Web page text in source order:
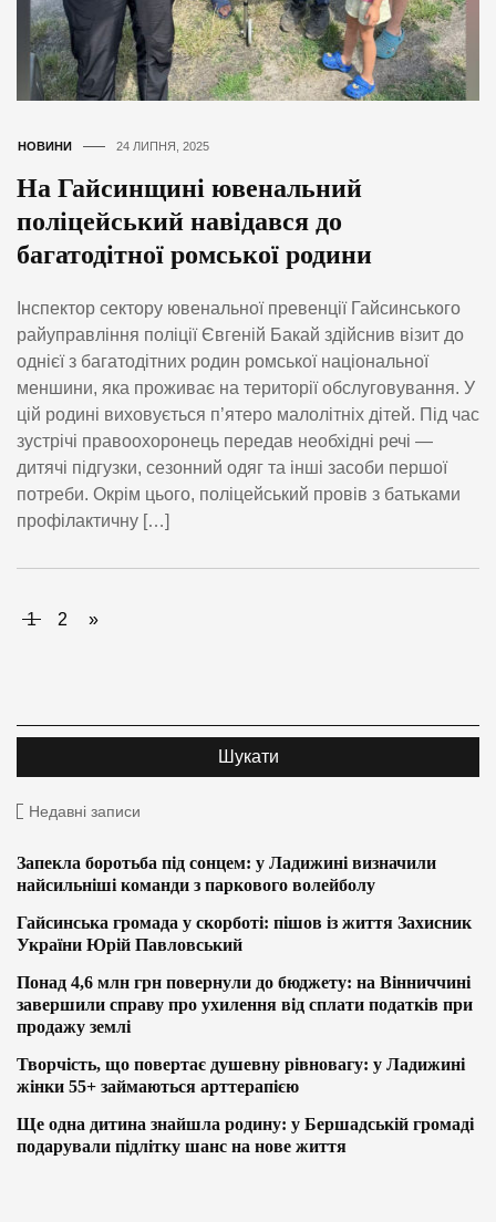
НОВИНИ 24 ЛИПНЯ, 2025
На Гайсинщині ювенальний
поліцейський навідався до
багатодітної ромської родини
Інспектор сектору ювенальної превенції Гайсинського
райуправління поліції Євгеній Бакай здійснив візит до
однієї з багатодітних родин ромської національної
меншини, яка проживає на території обслуговування. У
цій родині виховується п’ятеро малолітніх дітей. Під час
зустрічі правоохоронець передав необхідні речі —
дитячі підгузки, сезонний одяг та інші засоби першої
потреби. Окрім цього, поліцейський провів з батьками
профілактичну […]
1 2 »
Недавні записи
Запекла боротьба під сонцем: у Ладижині визначили
найсильніші команди з паркового волейболу
Гайсинська громада у скорботі: пішов із життя Захисник
України Юрій Павловський
Понад 4,6 млн грн повернули до бюджету: на Вінниччині
завершили справу про ухилення від сплати податків при
продажу землі
Творчість, що повертає душевну рівновагу: у Ладижині
жінки 55+ займаються арттерапією
Ще одна дитина знайшла родину: у Бершадській громаді
подарували підлітку шанс на нове життя